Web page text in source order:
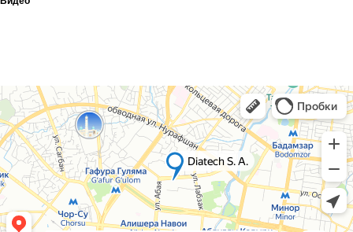
Для клиента
Фотогалерея
Партнеры
Команда
Бренды
Карьера